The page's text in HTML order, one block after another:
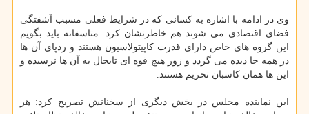
وی در ادامه با اشاره به كسانی كه در شرایط فعلی مسبب آشفتگی
فضای اقتصادی می شوند هم خاطرنشان كرد: متاسفانه باید بگویم
این گروه های خاص دارای قدرت كاپیتولاسیون هستند و ردپای آن ها
در همه جا دیده می گردد و زور هیچ قوه ای تابحال به آن ها نرسیده و
این ها همان كاسبان تحریم هستند.
این نماینده مجلس در بخش دیگری از سخنانش تصریح كرد: هر